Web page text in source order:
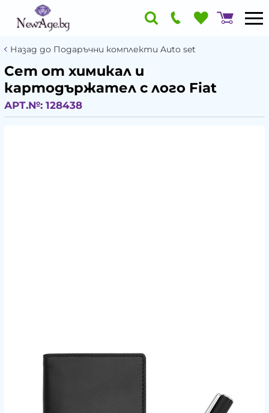
Назад до Подаръчни комплекти Auto set
Сет от химикал и
картодържател с лого Fiat
АРТ.№: 128438